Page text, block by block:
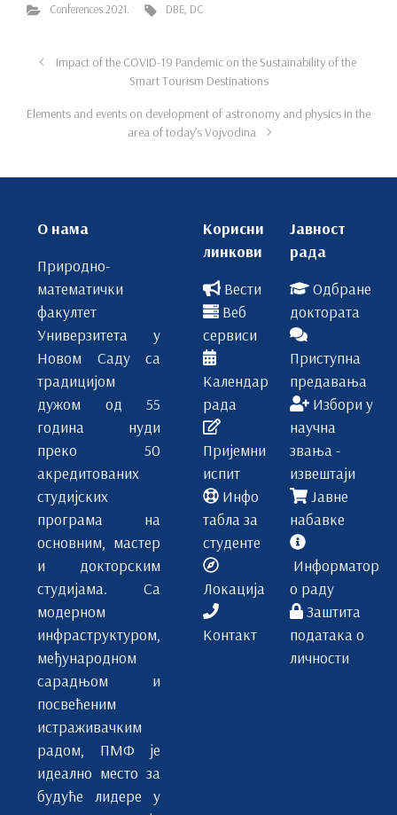
Conferences 2021. DBE DC
Impact of the COVID-19 Pandemic on the Sustainability of the
Smart Tourism Destinations
Elements and events on development of astronomy and physics in the
area of today’s Vojvodina
О нама
Природно-
математички
факултет
Универзитета у
Новом Саду са
традицијом
дужом од 55
година нуди
преко 50
акредитованих
студијских
програма на
основним, мастер
и докторским
студијама. Са
модерном
инфраструктуром,
међународном
сарадњом и
посвећеним
истраживачким
радом, ПМФ је
идеално место за
будуће лидере у
Корисни
линкови
Вести
Веб
сервиси
Календар
рада
Пријемни
испит
Инфо
табла за
студенте
Локација
Контакт
Јавност
рада
Одбране
доктората
Приступна
предавања
Избори у
научна
звања -
извештаји
Јавне
набавке
Информатор
о раду
Заштита
података о
личности